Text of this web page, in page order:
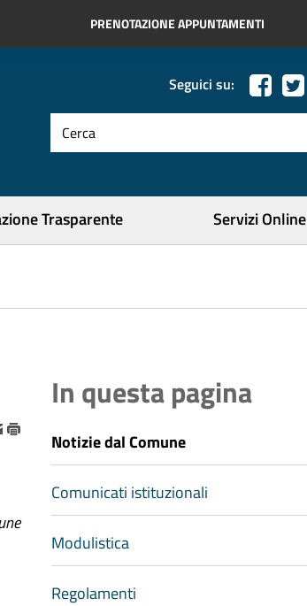
PRENOTAZIONE APPUNTAMENTI
Seguici su:
testo
da
Trasparente Servizi Online
In questa pagina
Notizie dal Comune
Comunicati istituzionali
Modulistica
Regolamenti